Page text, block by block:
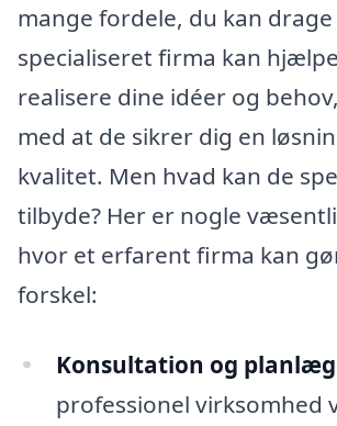
mange fordele, du kan
specialiseret firma kan
realisere dine idéer og
med at de sikrer dig en
kvalitet. Men hvad kan de
tilbyde? Her er nogle
hvor et erfarent firma kan
forskel:
Konsultation og
professionel virksomhed